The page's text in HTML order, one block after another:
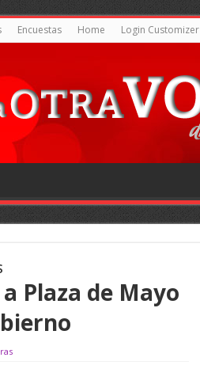
Encuestas Home Login Customizer
Plaza de Mayo